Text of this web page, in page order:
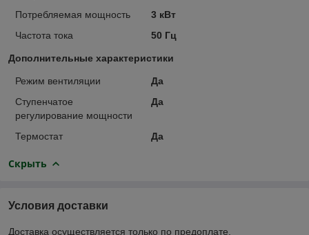
Потребляемая мощность
3 кВт
Частота тока
50 Гц
Дополнительные характеристики
Режим вентиляции
Да
Ступенчатое
регулирование мощности
Да
Термостат Да
Скрыть
Условия доставки
Доставка осуществляется только по предоплате.